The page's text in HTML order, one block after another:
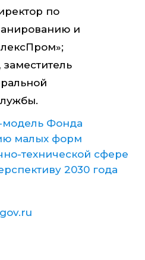
по
и
модель Фонда
малых форм
технической сфере
2030 года